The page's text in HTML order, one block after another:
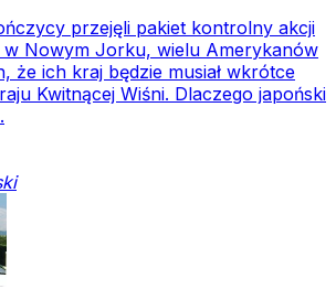
przejęli pakiet kontrolny akcji
w Nowym Jorku, wielu Amerykanów
że ich kraj będzie musiał wkrótce
Kwitnącej Wiśni. Dlaczego japoński